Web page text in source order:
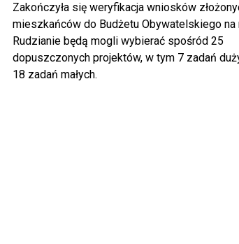
Zakończyła się weryfikacja wniosków
mieszkańców do Budżetu Obywatelskiego na
Rudzianie będą mogli wybierać spośród 25
dopuszczonych projektów, w tym 7 zadań
18 zadań małych.